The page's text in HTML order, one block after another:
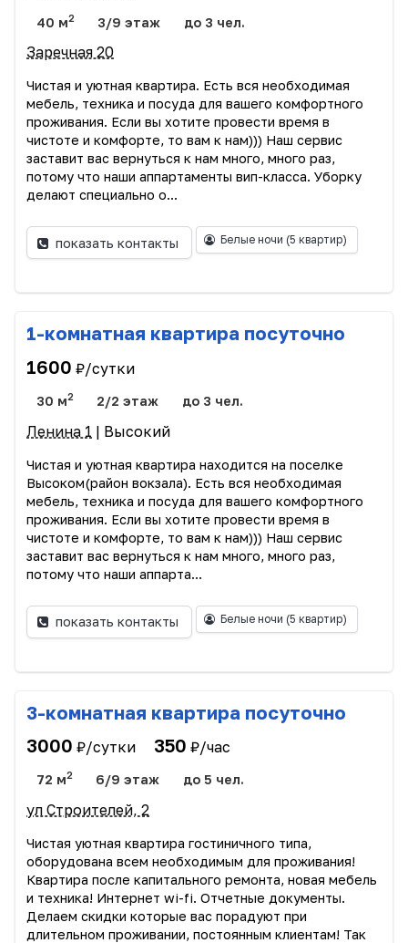
40 м2 3/9 этаж до 3 чел.
Заречная 20
Чистая и уютная квартира. Есть вся необходимая
мебель, техника и посуда для вашего комфортного
проживания. Если вы хотите провести время в
чистоте и комфорте, то вам к нам))) Наш сервис
заставит вас вернуться к нам много, много раз,
потому что наши аппартаменты вип-класса. Уборку
делают специально о...
показать контакты Белые ночи (5 квартир)
1-комнатная квартира посуточно
1600 ₽/сутки
30 м2 2/2 этаж до 3 чел.
Ленина 1 | Высокий
Чистая и уютная квартира находится на поселке
Высоком(район вокзала). Есть вся необходимая
мебель, техника и посуда для вашего комфортного
проживания. Если вы хотите провести время в
чистоте и комфорте, то вам к нам))) Наш сервис
заставит вас вернуться к нам много, много раз,
потому что наши аппарта...
показать контакты Белые ночи (5 квартир)
3-комнатная квартира посуточно
3000 ₽/сутки 350 ₽/час
72 м2 6/9 этаж до 5 чел.
ул Строителей, 2
Чистая уютная квартира гостиничного типа,
оборудована всем необходимым для проживания!
Квартира после капитального ремонта, новая мебель
и техника! Интернет wi-fi. Отчетные документы.
Делаем скидки которые вас порадуют при
длительном проживании, постоянным клиентам! Так